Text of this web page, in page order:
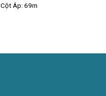
Cột Áp: 69m